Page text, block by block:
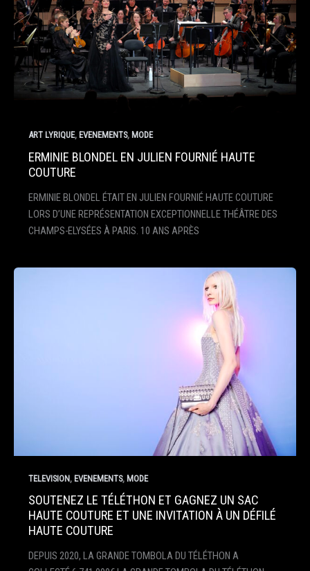
ART LYRIQUE, EVENEMENTS, MODE
ERMINIE BLONDEL EN JULIEN FOURNIÉ HAUTE
COUTURE
ERMINIE BLONDEL ÉTAIT EN JULIEN FOURNIÉ HAUTE COUTURE
LORS D’UNE REPRÉSENTATION EXCEPTIONNELLE THÉÂTRE DES
CHAMPS-ELYSÉES À PARIS. 10 ANS APRÈS
TELEVISION, EVENEMENTS, MODE
SOUTENEZ LE TÉLÉTHON ET GAGNEZ UN SAC
HAUTE COUTURE ET UNE INVITATION À UN DÉFILÉ
HAUTE COUTURE
DEPUIS 2020, LA GRANDE TOMBOLA DU TÉLÉTHON A